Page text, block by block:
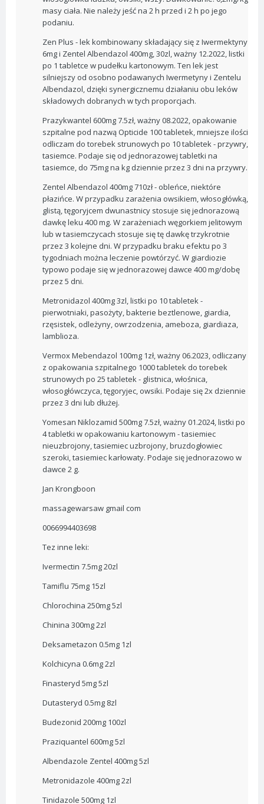
masy ciała. Nie należy jeść na 2 h przed i 2 h po jego
podaniu.
Zen Plus - lek kombinowany składający się z Iwermektyny
6mg i Zentel Albendazol 400mg, 30zl, ważny 12.2022, listki
po 1 tabletce w pudełku kartonowym. Ten lek jest
silniejszy od osobno podawanych Iwermetyny i Zentelu
Albendazol, dzięki synergicznemu działaniu obu leków
składowych dobranych w tych proporcjach.
Prazykwantel 600mg 7.5zł, ważny 08.2022, opakowanie
szpitalne pod nazwą Opticide 100 tabletek, mniejsze ilości
odliczam do torebek strunowych po 10 tabletek - przywry,
tasiemce. Podaje się od jednorazowej tabletki na
tasiemce, do 75mg na kg dziennie przez 3 dni na przywry.
Zentel Albendazol 400mg 710zł - obleńce, niektóre
płazińce. W przypadku zarażenia owsikiem, włosogłówką,
glistą, tęgoryjcem dwunastnicy stosuje się jednorazową
dawkę leku 400 mg. W zarażeniach węgorkiem jelitowym
lub w tasiemczycach stosuje się tę dawkę trzykrotnie
przez 3 kolejne dni. W przypadku braku efektu po 3
tygodniach można leczenie powtórzyć. W giardiozie
typowo podaje się w jednorazowej dawce 400 mg/dobę
przez 5 dni.
Metronidazol 400mg 3zl, listki po 10 tabletek -
pierwotniaki, pasożyty, bakterie beztlenowe, giardia,
rzęsistek, odleżyny, owrzodzenia, ameboza, giardiaza,
lamblioza.
Vermox Mebendazol 100mg 1zł, ważny 06.2023, odliczany
z opakowania szpitalnego 1000 tabletek do torebek
strunowych po 25 tabletek - glistnica, włośnica,
włosogłówczyca, tęgoryjec, owsiki. Podaje się 2x dziennie
przez 3 dni lub dłużej.
Yomesan Niklozamid 500mg 7.5zł, ważny 01.2024, listki po
4 tabletki w opakowaniu kartonowym - tasiemiec
nieuzbrojony, tasiemiec uzbrojony, bruzdogłowiec
szeroki, tasiemiec karłowaty. Podaje się jednorazowo w
dawce 2 g.
Jan Krongboon
massagewarsaw gmail com
0066994403698
Tez inne leki:
Ivermectin 7.5mg 20zl
Tamiflu 75mg 15zl
Chlorochina 250mg 5zl
Chinina 300mg 2zl
Deksametazon 0.5mg 1zl
Kolchicyna 0.6mg 2zl
Finasteryd 5mg 5zl
Dutasteryd 0.5mg 8zl
Budezonid 200mg 100zl
Praziquantel 600mg 5zl
Albendazole Zentel 400mg 5zl
Metronidazole 400mg 2zl
Tinidazole 500mg 1zl